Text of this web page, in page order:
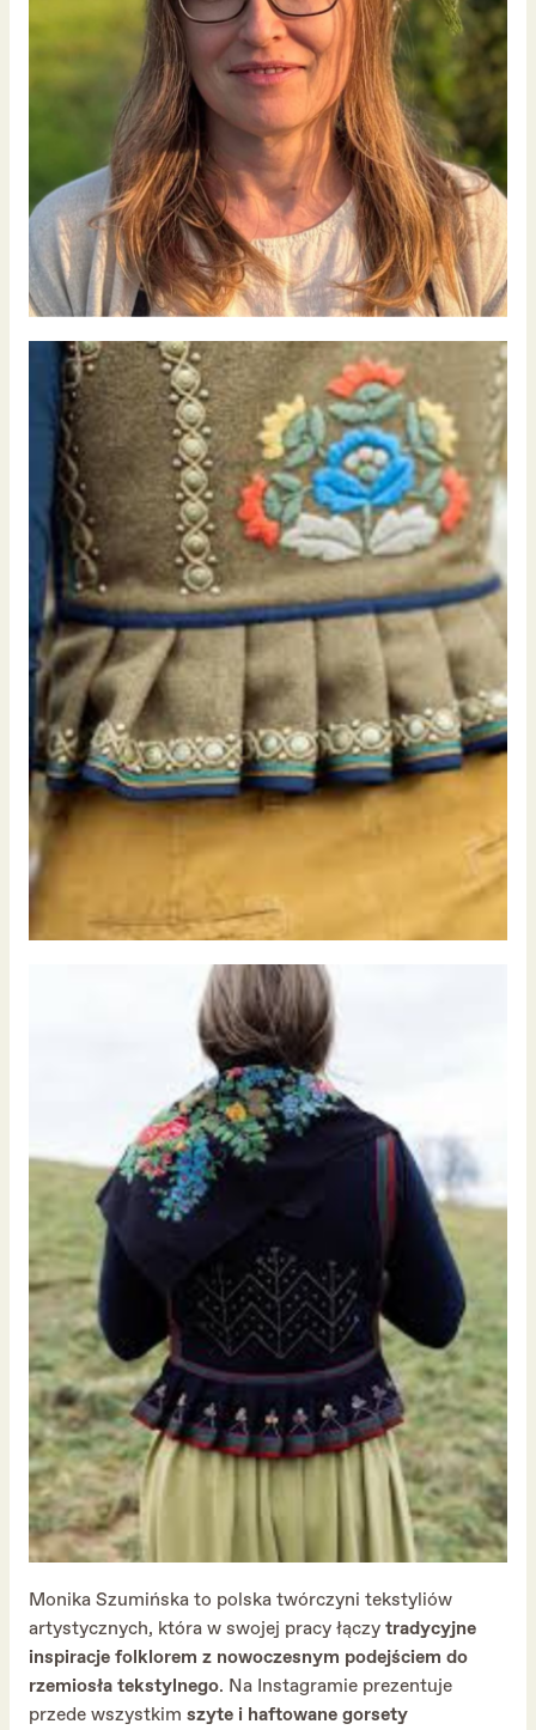
Monika Szumińska to polska twórczyni tekstyliów
artystycznych, która w swojej pracy łączytradycyjne
inspiracje folklorem z nowoczesnym podejściem do
rzemiosła tekstylnego. Na Instagramie prezentuje
przede wszystkim szyte i haftowane gorsety